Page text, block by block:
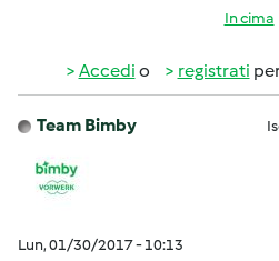
In cima
Accedi o registrati
Team Bimby
Lun, 01/30/2017 - 10:13